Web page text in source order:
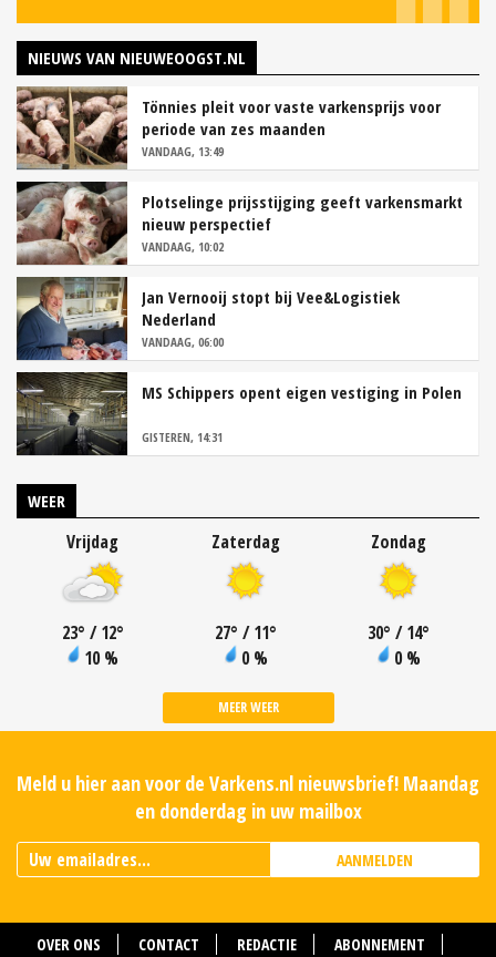
NIEUWS VAN NIEUWEOOGST.NL
Tönnies pleit voor vaste varkensprijs voor
periode van zes maanden
VANDAAG, 13:49
Plotselinge prijsstijging geeft varkensmarkt
nieuw perspectief
VANDAAG, 10:02
Jan Vernooij stopt bij Vee&Logistiek
Nederland
VANDAAG, 06:00
MS Schippers opent eigen vestiging in Polen
GISTEREN, 14:31
WEER
Vrijdag
23° / 12°
10 %
Zaterdag
27° / 11°
0 %
Zondag
30° / 14°
0 %
MEER WEER
Meld u hier aan voor de Varkens.nl nieuwsbrief! Maandag
en donderdag in uw mailbox
AANMELDEN
OVER ONS CONTACT REDACTIE ABONNEMENT